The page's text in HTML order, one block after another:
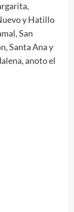
y Hatillo
San
Santa Ana y
anoto el